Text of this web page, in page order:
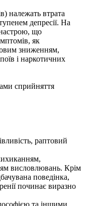
належать втрата
депресії. На
настрою, що
як
зниженням,
і наркотичних
сприйняття
раптовий
висловлювань. Крім
поведінка,
починає виразно
та іншими